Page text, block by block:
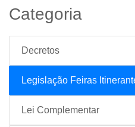
Categoria
Decretos
Legislação Feiras
Lei Complementar